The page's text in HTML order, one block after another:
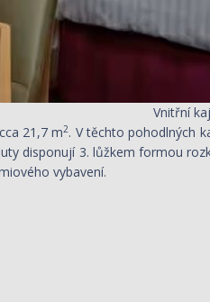
Vnitřní
21,7 m2. V těchto pohodlných
disponují 3. lůžkem formou
vybavení.